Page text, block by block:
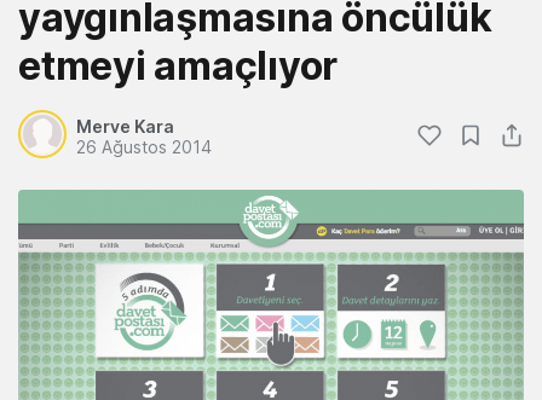
yaygınlaşmasına öncülük
etmeyi amaçlıyor
Merve Kara
26 Ağustos 2014